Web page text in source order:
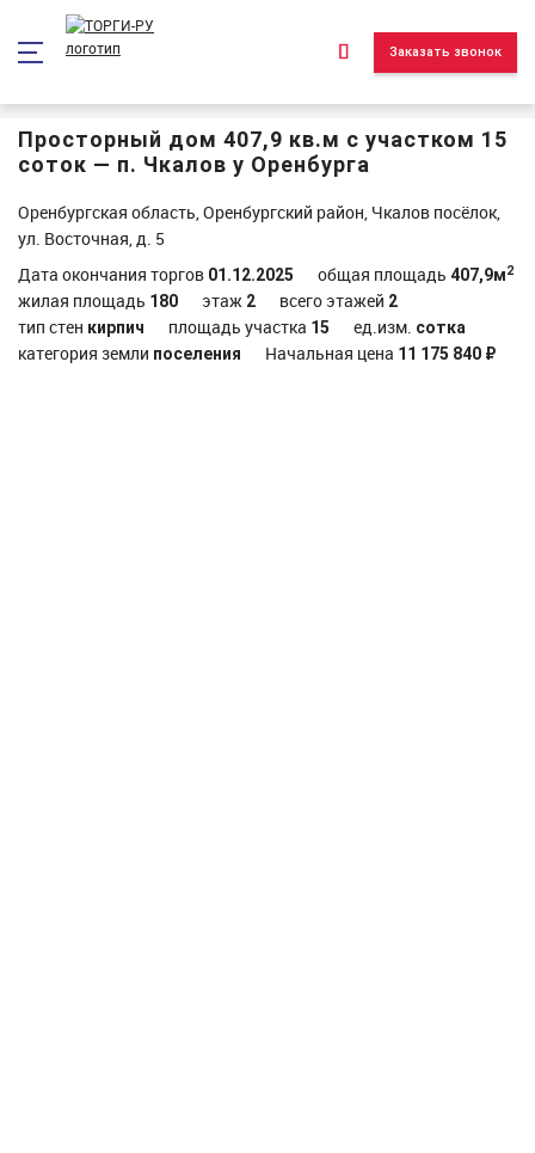
Заказать звонок
Просторный дом 407,9 кв.м с участком 15
соток — п. Чкалов у Оренбурга
Оренбургская область, Оренбургский район, Чкалов посёлок,
ул. Восточная, д. 5
Дата окончания торгов 01.12.2025 общая площадь 407,9м2
жилая площадь 180 этаж 2 всего этажей 2
тип стен кирпич площадь участка 15 ед.изм. сотка
категория земли поселения Начальная цена 11 175 840 ₽